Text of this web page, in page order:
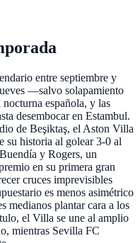
entre septiembre y
—salvo solapamiento
española, y las
desembocar en Estambul.
de Beşiktaş, el Aston Villa
su historia al golear 3-0 al
y Rogers, un
en su primera gran
cruces imprevisibles
es menos asimétrico
medianos plantar cara a los
el Villa se une al amplio
mientras Sevilla FC